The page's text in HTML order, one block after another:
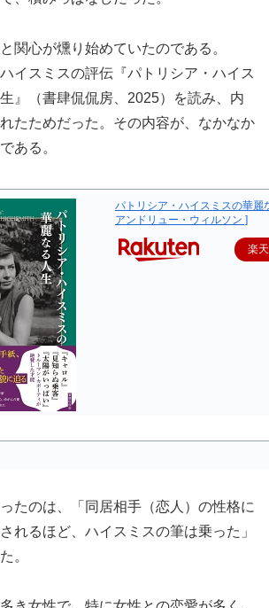
関心が燻り始めていたのである。
イスミスの評伝『パトリシア・ハイス
』（書肆侃侃房、2025）を読み、内
たためだった。その内容が、なかなか
ある。
パトリシア・ハイスミスの華麗
アンドリュー・ウィルソン ]
楽
たのは、「同居相手（恋人）の性格に
れるほど、ハイスミスの筆は乗った」
。